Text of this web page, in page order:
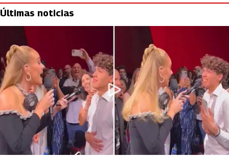
Últimas noticias